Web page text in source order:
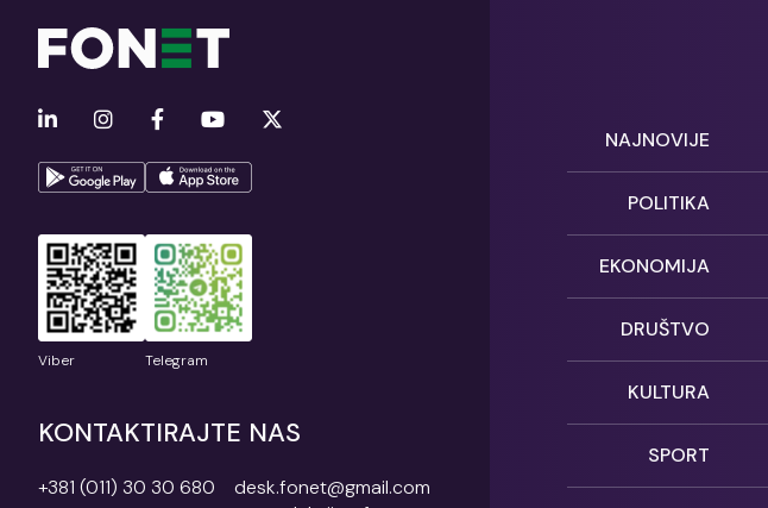
Viber Telegram
KONTAKTIRAJTE NAS
+381 (011) 30 30 680
desk.fonet@gmail.com
NAJNOVIJE
POLITIKA
EKONOMIJA
DRUŠTVO
KULTURA
SPORT